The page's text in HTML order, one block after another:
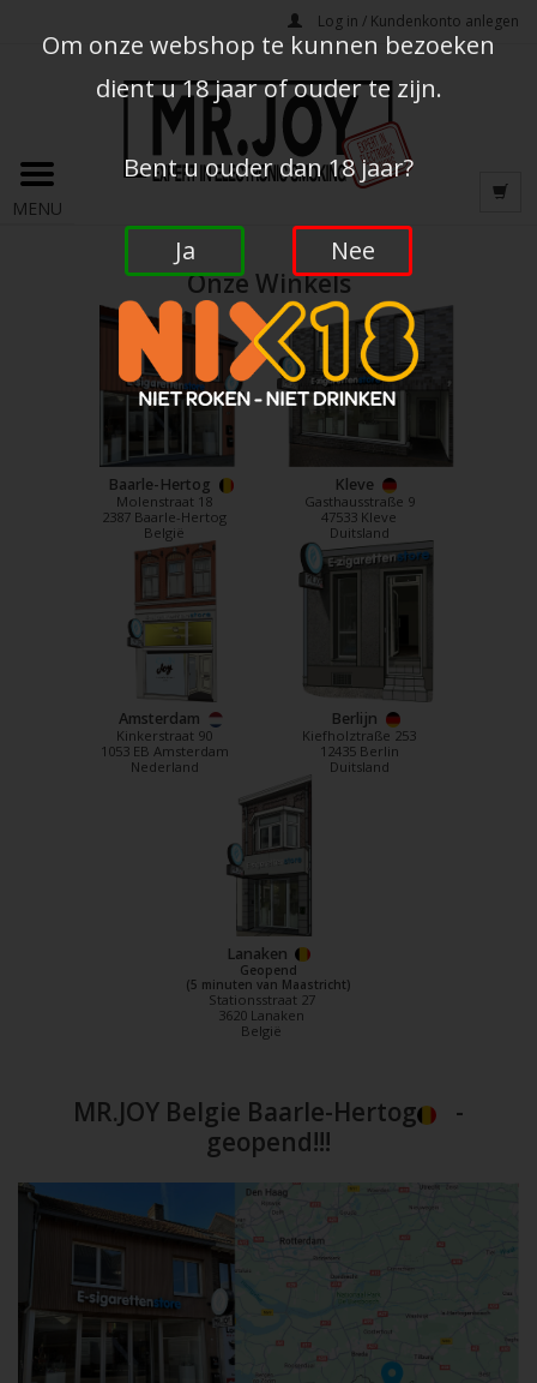
Log in / Kundenkonto anlegen
MENU
Onze Winkels
Baarle-Hertog
Molenstraat 18
2387 Baarle-Hertog
België
Kleve
Gasthausstraße 9
47533 Kleve
Duitsland
Amsterdam
Kinkerstraat 90
1053 EB Amsterdam
Nederland
Berlijn
Kiefholztraße 253
12435 Berlin
Duitsland
Lanaken
Geopend
(5 minuten van Maastricht)
Stationsstraat 27
3620 Lanaken
België
MR.JOY Belgie Baarle-Hertog
-
geopend!!!
Om onze webshop te kunnen bezoeken
dient u 18 jaar of ouder te zijn.
Bent u ouder dan 18 jaar?
Ja Nee